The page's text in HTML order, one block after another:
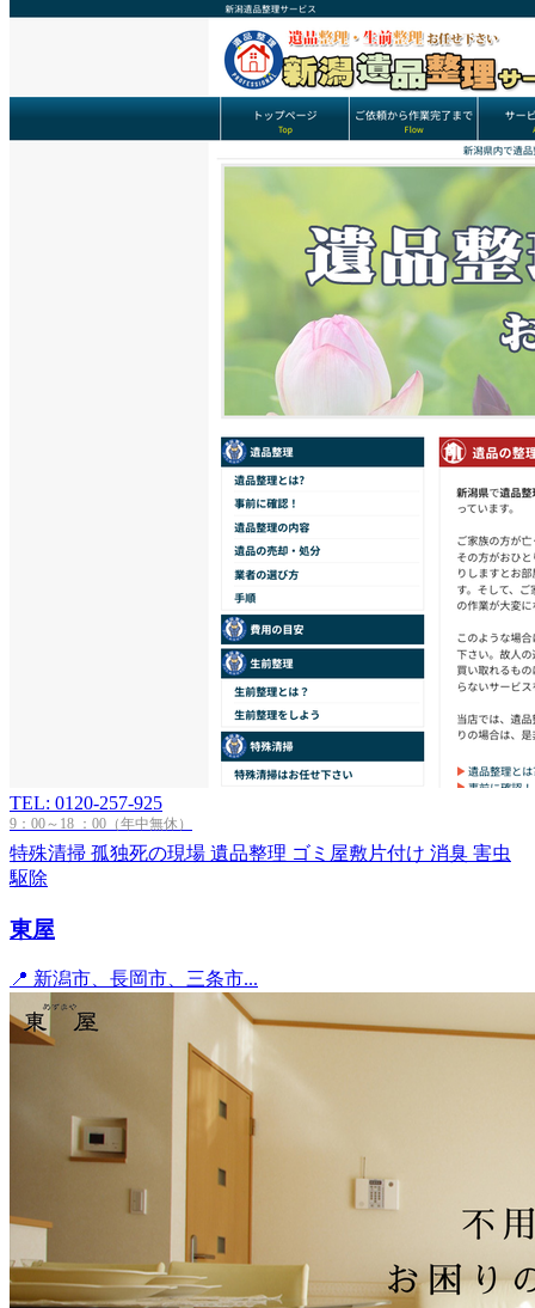
TEL: 0120-257-925
9：00～18 ：00（年中無休）
特殊清掃 孤独死の現場 遺品整理 ゴミ屋敷片付け 消臭 害虫
駆除
東屋
📍 新潟市、長岡市、三条市...